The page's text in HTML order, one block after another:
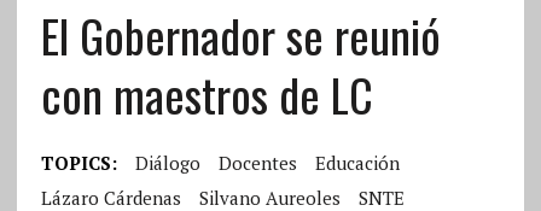
El Gobernador se reunió
con maestros de LC
TOPICS: Diálogo Docentes
Educación
Lázaro Cárdenas
Silvano Aureoles SNTE